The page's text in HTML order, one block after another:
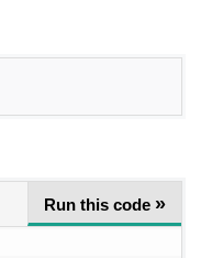
Run this code »